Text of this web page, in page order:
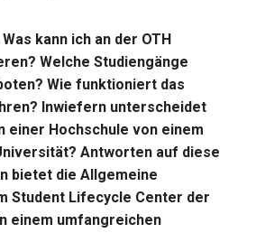
angebote vor ort | anzeige
Was kann ich an der OTH
Welche Studiengänge
Wie funktioniert das
Inwiefern unterscheidet
einer Hochschule von einem
Antworten auf diese
bietet die Allgemeine
Student Lifecycle Center der
einem umfangreichen